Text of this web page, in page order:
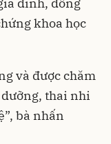
khoa học
và được chăm
thai nhi
bà nhấn